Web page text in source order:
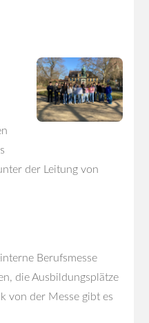
der Leitung von
Berufsmesse
die Ausbildungsplätze
von der Messe gibt es